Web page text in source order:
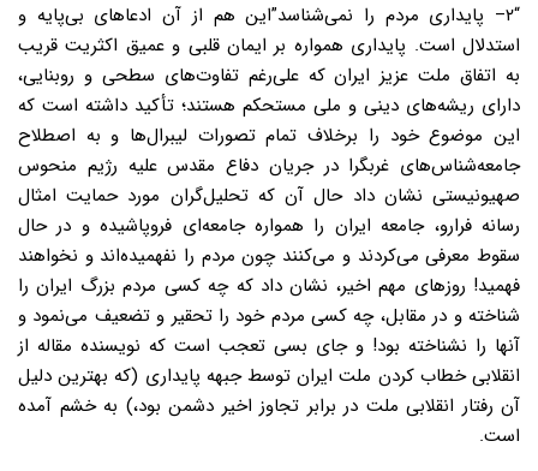
“۲ – پایداری مردم را نمی‌شناسد”این هم از آن ادعاهای بی‌پایه و
استدلال است. پایداری همواره بر ایمان قلبی و عمیق اکثریت قریب
به اتفاق ملت عزیز ایران که علی‌رغم تفاوت‌های سطحی و روبنایی،
دارای ریشه‌های دینی و ملی مستحکم هستند؛ تأکید داشته است که
این موضوع خود را برخلاف تمام تصورات لیبرال‌ها و به اصطلاح
جامعه‌شناس‌های غربگرا در جریان دفاع مقدس علیه رژیم منحوس
صهیونیستی نشان داد حال آن که تحلیل‌گران مورد حمایت امثال
رسانه فرارو، جامعه ایران را همواره جامعه‌ای فروپاشیده و در حال
سقوط معرفی می‌کردند و می‌کنند چون مردم را نفهمیده‌اند و نخواهند
فهمید! روزهای مهم اخیر، نشان داد که چه کسی مردم بزرگ ایران را
شناخته و در مقابل، چه کسی مردم خود را تحقیر و تضعیف می‌نمود و
آنها را نشناخته بود! و جای بسی تعجب است که نویسنده مقاله از
انقلابی خطاب کردن ملت ایران توسط جبهه پایداری (که بهترین دلیل
آن رفتار انقلابی ملت در برابر تجاوز اخیر دشمن بود،) به خشم آمده
است.